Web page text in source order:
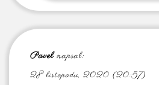
Pavel napsal:
28 listopadu, 2020 (20:57)